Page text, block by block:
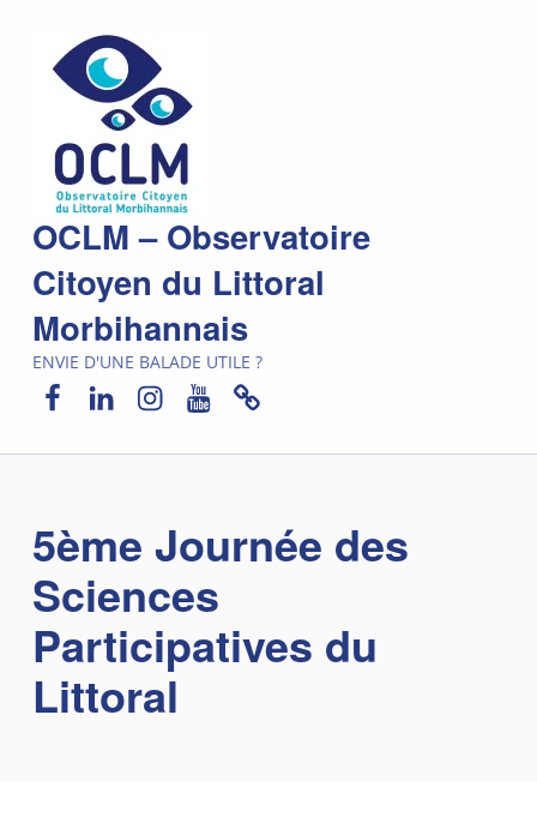
OCLM – Observatoire
Citoyen du Littoral
Morbihannais
ENVIE D'UNE BALADE UTILE ?
Facebook
LinkedInInstagram
YouTubeNewsletter
5ème Journée des
Sciences
Participatives du
Littoral